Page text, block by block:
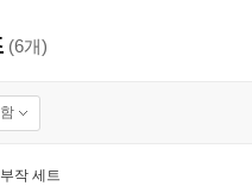
(6개)
작 세트